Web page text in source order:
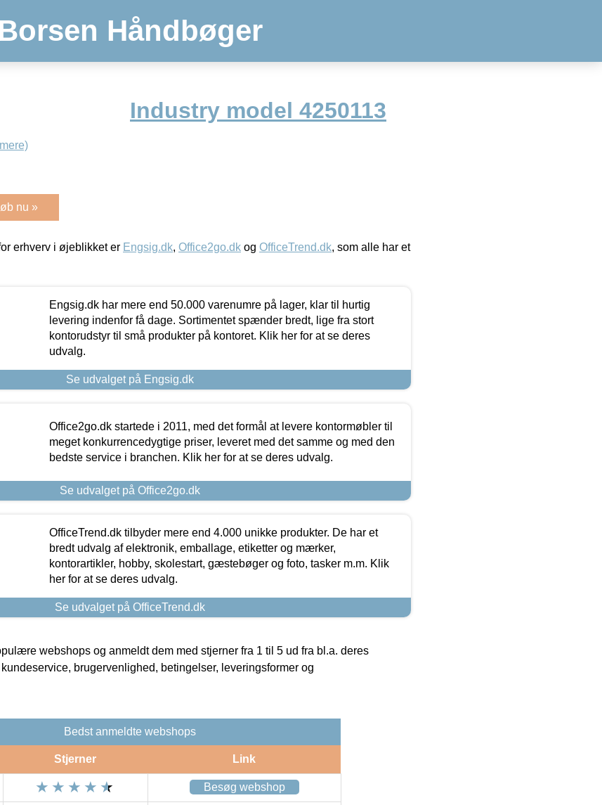
Håndbøger
Industry model 4250113
nu »
erhverv i øjeblikket er Engsig.dk, Office2go.dk og OfficeTrend.dk, som alle har et
Engsig.dk har mere end 50.000 varenumre på lager, klar til hurtig
levering indenfor få dage. Sortimentet spænder bredt, lige fra stort
kontorudstyr til små produkter på kontoret. Klik her for at se deres
udvalg.
Se udvalget på Engsig.dk
Office2go.dk startede i 2011, med det formål at levere kontormøbler til
meget konkurrencedygtige priser, leveret med det samme og med den
bedste service i branchen. Klik her for at se deres udvalg.
Se udvalget på Office2go.dk
OfficeTrend.dk tilbyder mere end 4.000 unikke produkter. De har et
bredt udvalg af elektronik, emballage, etiketter og mærker,
kontorartikler, hobby, skolestart, gæstebøger og foto, tasker m.m. Klik
her for at se deres udvalg.
Se udvalget på OfficeTrend.dk
webshops og anmeldt dem med stjerner fra 1 til 5 ud fra bl.a. deres
brugervenlighed, betingelser, leveringsformer og
Bedst anmeldte webshops
Stjerner Link
Besøg webshop